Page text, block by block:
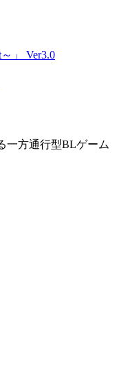
一方通行型BLゲーム